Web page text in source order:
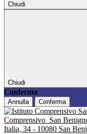
Chiudi
Chiudi
Conferma
Annulla Conferma
Comprensivo San
Italia, 34 - 10080 San